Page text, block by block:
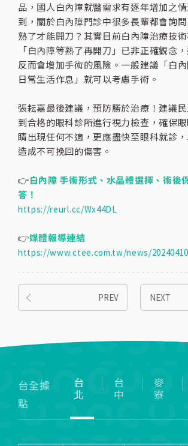
品，國人白內障就醫需求有逐年增加之
到，關於白內障門診中很多長輩都會詢
熟了才能開刀？其實目前白內障治療技術
「白內障等熟了再開刀」已非正確觀念
反而會增加手術的風險。一般建議「白
日常生活作息」就可以考慮手術。
張耘嘉最後建議，預防勝於治療！建議
到合格的眼科診所進行視力檢查，確保
睛出現任何不適，更應盡快至眼科就診
造成不可挽回的傷害。
👉白內障 手術形式、水晶體選擇、術後
答！
https://reurl.cc/Wx44DL
👉媒體報導連結
https://www.ctee.com.tw/news/
PREV NEXT
台全據
點
台
北
台
中
麥
寮